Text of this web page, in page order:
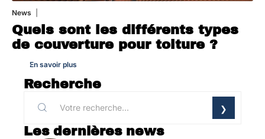
News
Quels sont les différents types
de couverture pour toiture ?
En savoir plus
Recherche
Les dernières news